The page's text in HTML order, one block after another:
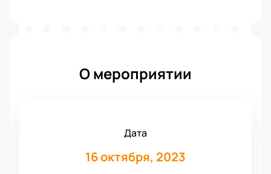
О мероприятии
Дата
16 октября, 2023